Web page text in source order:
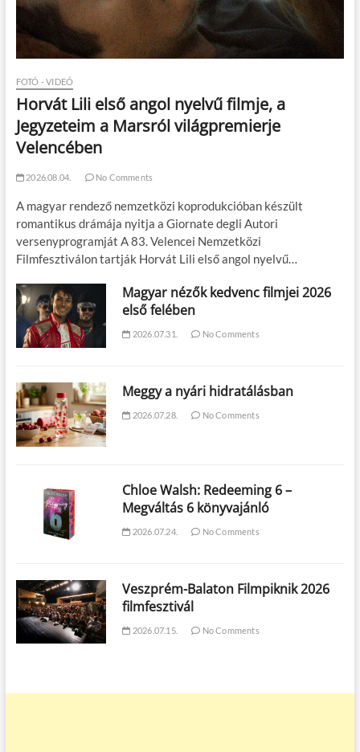
FOTÓ - VIDEÓ
Horvát Lili első angol nyelvű filmje, a
Jegyzeteim a Marsról világpremierje
Velencében
2026.08.04. No Comments
A magyar rendező nemzetközi koprodukcióban készült
romantikus drámája nyitja a Giornate degli Autori
versenyprogramját A 83. Velencei Nemzetközi
Filmfesztiválon tartják Horvát Lili első angol nyelvű…
Magyar nézők kedvenc filmjei 2026
első felében
2026.07.31. No Comments
Meggy a nyári hidratálásban
2026.07.28. No Comments
Chloe Walsh: Redeeming 6 –
Megváltás 6 könyvajánló
2026.07.24. No Comments
Veszprém-Balaton Filmpiknik 2026
filmfesztivál
2026.07.15. No Comments